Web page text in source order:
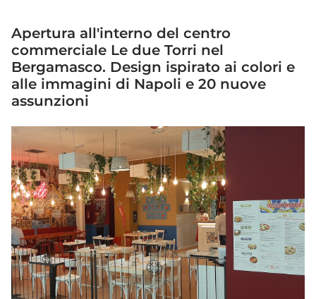
Apertura all'interno del centro
commerciale Le due Torri nel
Bergamasco. Design ispirato ai colori e
alle immagini di Napoli e 20 nuove
assunzioni